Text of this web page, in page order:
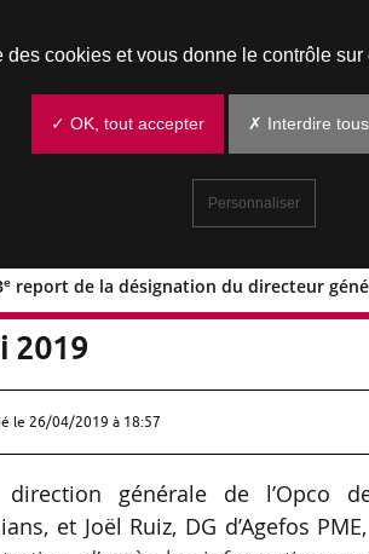
e report de la désignation du directeur
: 3e report de la
2019
le 26/04/2019 à 18:57
générale de l’Opco
et Joël Ruiz, DG d’Agefos
des cookies et vous donne le contrôle
✓ OK, tout accepter ✗ Interdire
Personnaliser